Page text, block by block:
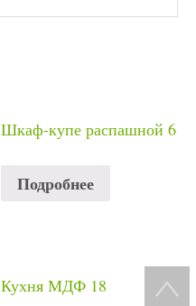
Шкаф-купе распашной 6
Подробнее
Кухня МДФ 18